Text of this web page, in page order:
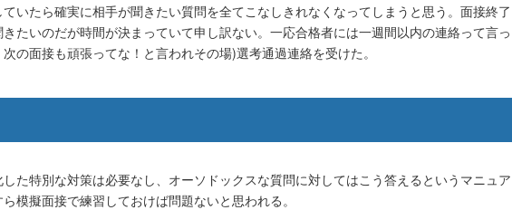
いたら確実に相手が聞きたい質問を全てこなしきれなくなってしまうと思う。面接終了
たいのだが時間が決まっていて申し訳ない。一応合格者には一週間以内の連絡って言っ
の面接も頑張ってな！と言われその場)選考通過連絡を受けた。
した特別な対策は必要なし、オーソドックスな質問に対してはこう答えるというマニュア
模擬面接で練習しておけば問題ないと思われる。